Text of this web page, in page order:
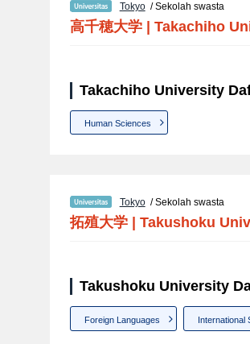
Tokyo/ Sekolah swasta
高千穂大学 Takachiho
Takachiho University
Human Sciences
Tokyo/ Sekolah swasta
拓殖大学 Takushoku
Takushoku University
Foreign Languages International